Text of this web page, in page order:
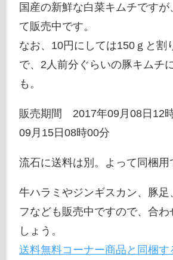
国産の新鮮な白菜キムチですが
て販売中です。
なお、10円にしては150ｇと割
で、2人前分ぐらいの豚キムチ
も。
販売期間 2017年09月08日12
09月15日08時00分
流石に送料は別。よって同梱用
牛ハラミやジンギスカン、豚足
フなども販売中ですので、合わ
しょう。
送料無料コーナー商品と同梱す